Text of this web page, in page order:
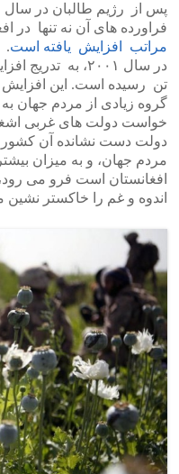
فراورده های آن نه تنها در
مراتب افزایش یافته است
تن رسیده است. این افزایش
گروه زیادی از مردم جهان
خواست دولت های غربی
دولت دست نشانده آن
مردم جهان، و به میزان
افغانستان است فرو می
اندوه و غم را خاکستر نشین